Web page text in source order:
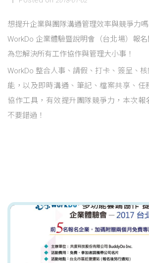
想提升企業與團隊溝通管理效率與競爭力嗎
WorkDo 企業體驗暨說明會（台北場）報
為您解決所有工作協作與管理大小事！
WorkDo 整合人事、請假、打卡、簽呈、
能，以及即時溝通、筆記、檔案共享、任
協作工具，有效提升團隊競爭力，本次報
不要錯過！